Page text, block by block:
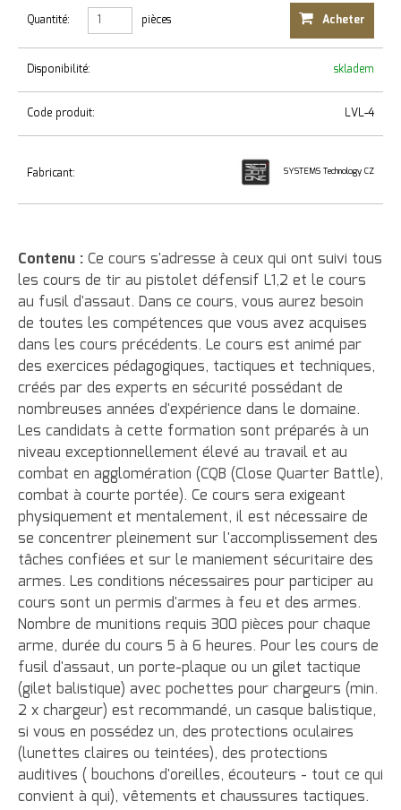
Quantité: pièces Acheter
Disponibilité: skladem
Code produit: LVL-4
Fabricant: SYSTEMS Technology CZ
Contenu : Ce cours s'adresse à ceux qui ont suivi tous
les cours de tir au pistolet défensif L1,2 et le cours
au fusil d'assaut. Dans ce cours, vous aurez besoin
de toutes les compétences que vous avez acquises
dans les cours précédents. Le cours est animé par
des exercices pédagogiques, tactiques et techniques,
créés par des experts en sécurité possédant de
nombreuses années d'expérience dans le domaine.
Les candidats à cette formation sont préparés à un
niveau exceptionnellement élevé au travail et au
combat en agglomération (CQB (Close Quarter Battle),
combat à courte portée). Ce cours sera exigeant
physiquement et mentalement, il est nécessaire de
se concentrer pleinement sur l'accomplissement des
tâches confiées et sur le maniement sécuritaire des
armes. Les conditions nécessaires pour participer au
cours sont un permis d'armes à feu et des armes.
Nombre de munitions requis 300 pièces pour chaque
arme, durée du cours 5 à 6 heures. Pour les cours de
fusil d'assaut, un porte-plaque ou un gilet tactique
(gilet balistique) avec pochettes pour chargeurs (min.
2 x chargeur) est recommandé, un casque balistique,
si vous en possédez un, des protections oculaires
(lunettes claires ou teintées), des protections
auditives ( bouchons d'oreilles, écouteurs - tout ce qui
convient à qui), vêtements et chaussures tactiques.